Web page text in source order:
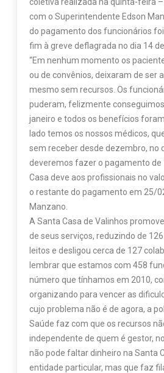
com o Superintendente Edson
do pagamento dos funcionários
fim à greve deflagrada no dia 14
“Em nenhum momento os
ou de convênios, deixaram de ser
mesmo sem recursos. Os
puderam, felizmente
janeiro e todos os benefícios
lado temos os nossos médicos,
sem receber desde dezembro, no
deveremos fazer o pagamento de
Casa deve aos profissionais no
o restante do pagamento em 25/
Manzano.
A Santa Casa de Valinhos
de seus serviços, reduzindo de
leitos e desligou cerca de 127
lembrar que estamos com 458
número que tínhamos em 2010,
organizando para vencer as
cujo problema não é de agora, a
Saúde faz com que os recursos
independente de quem é gestor,
não pode faltar dinheiro na Santa
entidade particular, mas que faz